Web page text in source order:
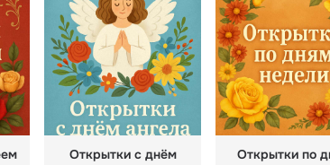
Открытки с днём
Открытки по